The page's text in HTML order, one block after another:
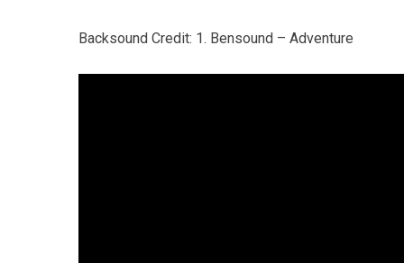
Backsound Credit: 1. Bensound – Adventure